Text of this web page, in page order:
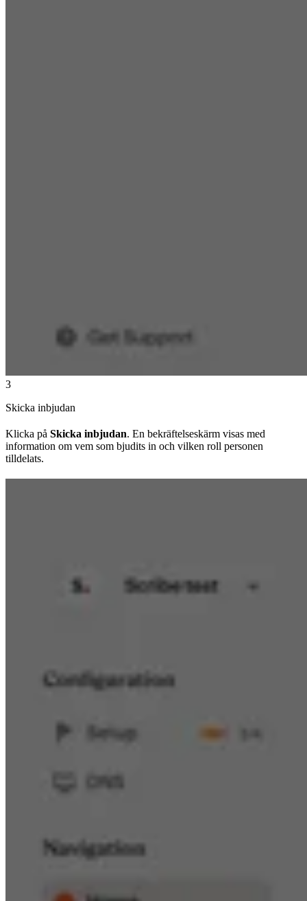
3
Skicka inbjudan
Klicka på Skicka inbjudan. En bekräftelseskärm visas med
information om vem som bjudits in och vilken roll personen
tilldelats.